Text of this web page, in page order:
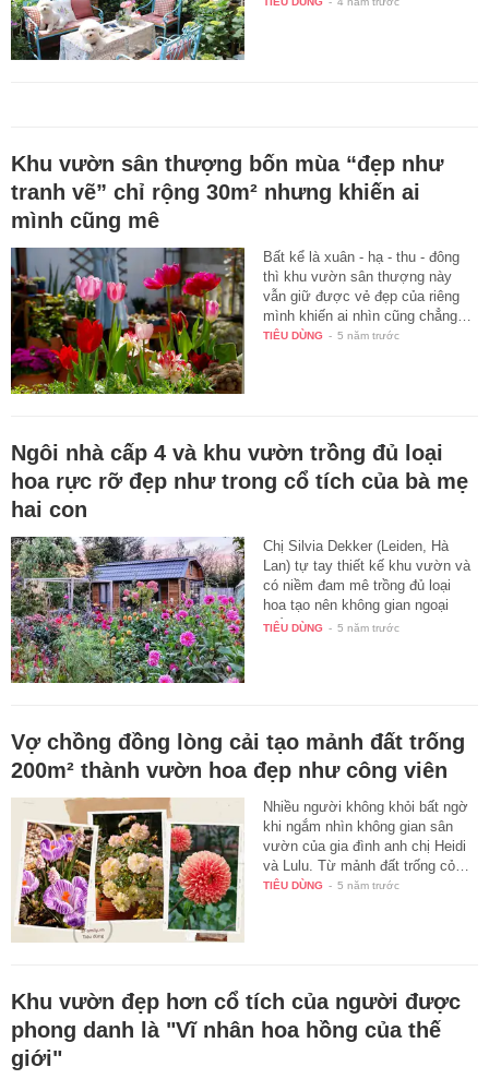
Khu vườn sân thượng bốn mùa “đẹp như
tranh vẽ” chỉ rộng 30m² nhưng khiến ai
mình cũng mê
Bất kể là xuân - hạ - thu - đông
thì khu vườn sân thượng này
vẫn giữ được vẻ đẹp của riêng
mình khiến ai nhìn cũng chẳng…
TIÊU DÙNG - 5 năm trước
Ngôi nhà cấp 4 và khu vườn trồng đủ loại
hoa rực rỡ đẹp như trong cổ tích của bà mẹ
hai con
Chị Silvia Dekker (Leiden, Hà
Lan) tự tay thiết kế khu vườn và
có niềm đam mê trồng đủ loại
hoa tạo nên không gian ngoại
thất…
TIÊU DÙNG - 5 năm trước
Vợ chồng đồng lòng cải tạo mảnh đất trống
200m² thành vườn hoa đẹp như công viên
Nhiều người không khỏi bất ngờ
khi ngắm nhìn không gian sân
vườn của gia đình anh chị Heidi
và Lulu. Từ mảnh đất trống cỏ…
TIÊU DÙNG - 5 năm trước
Khu vườn đẹp hơn cổ tích của người được
phong danh là "Vĩ nhân hoa hồng của thế
giới"